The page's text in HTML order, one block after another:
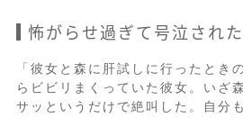
怖がらせ過ぎて号泣された
「彼女と森に肝試しに行ったとき
らビビリまくっていた彼女。いざ
サッというだけで絶叫した。自分